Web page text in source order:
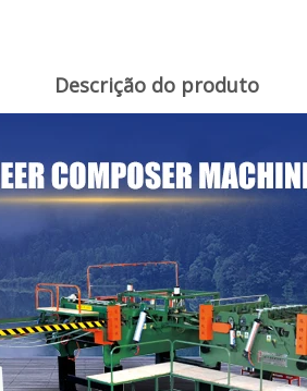
Descrição do produto